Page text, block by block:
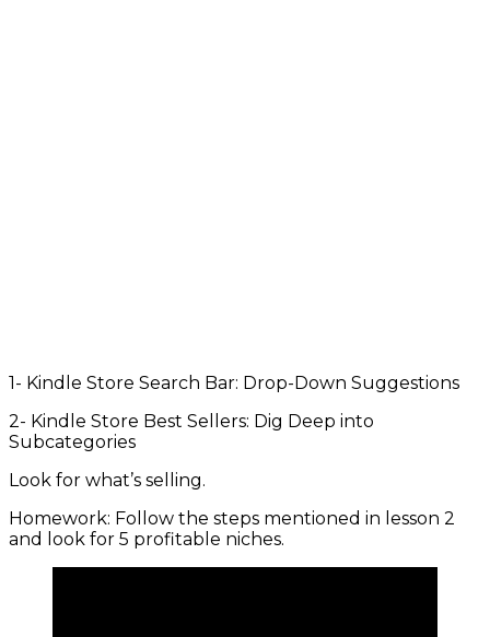
1- Kindle Store Search Bar: Drop-Down Suggestions
2- Kindle Store Best Sellers: Dig Deep into
Subcategories
Look for what’s selling.
Homework: Follow the steps mentioned in lesson 2
and look for 5 profitable niches.